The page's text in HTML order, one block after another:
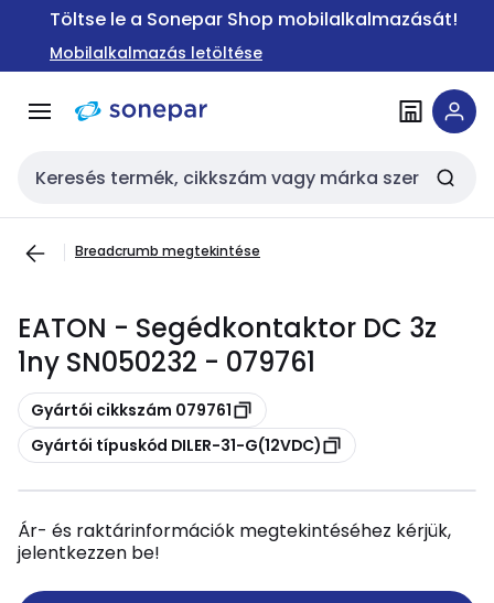
Ugrás a
Ugrás a
tartalomra
Töltse le a Sonepar Shop mobilalkalmazását!
Mobilalkalmazás letöltése
Keresési bemenet
Breadcrumb megtekintése
EATON - Segédkontaktor DC 3z
1ny SN050232 - 079761
Másolás
Gyártói cikkszám 079761
Másolás
Gyártói típuskód DILER-31-G(12VDC)
Ár- és raktárinformációk megtekintéséhez kérjük,
jelentkezzen be!